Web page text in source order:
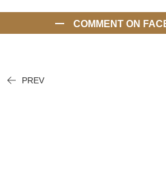
COMMENT ON
PREV